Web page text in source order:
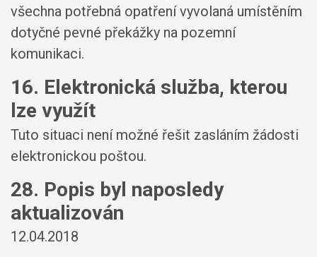
všechna potřebná opatření vyvolaná umístěním
dotyčné pevné překážky na pozemní
komunikaci.
16. Elektronická služba, kterou
lze využít
Tuto situaci není možné řešit zasláním žádosti
elektronickou poštou.
28. Popis byl naposledy
aktualizován
12.04.2018